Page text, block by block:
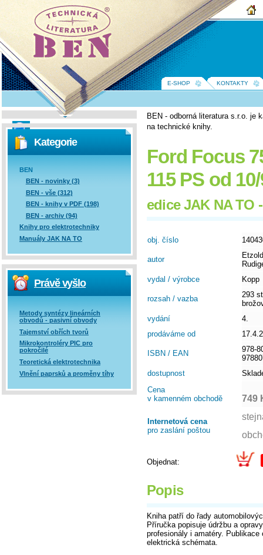
BEN -
technická
literatura
BEN - odborná literatura s.r.o. je
na technické knihy.
Ford Focus
115 PS od
edice JAK NA TO
obj. číslo
autor
vydal / výrobce
Kopp
rozsah / vazba
293
vydání
4.
prodáváme od
ISBN / EAN
978-
dostupnost
Cena
v kamenném obchodě
749
Internetová cena
pro zaslání poštou
Objednat:
Popis
Kniha patří do řady
Příručka popisuje údržbu a
profesionály i amatéry.
elektrická schémata.
Vyhledávání
Kategorie
BEN
BEN - novinky (3)
BEN - vše (312)
BEN - knihy v PDF (198)
BEN - archiv (94)
Knihy pro elektrotechniky
Manuály JAK NA TO
Právě vyšlo
Metody syntézy lineárních
obvodů - pasivní obvody
Tajemství obřích tvorů
Mikrokontroléry PIC pro
pokročilé
Teoretická elektrotechnika
Vlnění paprsků a proměny tíhy
E-SHOP KONTAKTY